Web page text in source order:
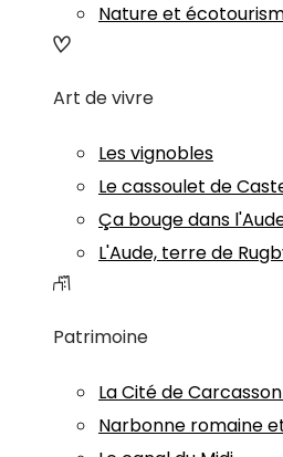
Nature et
Art de vivre
Les vignobles
Le cassoulet de
Ça bouge dans
L'Aude, terre de
Patrimoine
La Cité de
Narbonne romaine